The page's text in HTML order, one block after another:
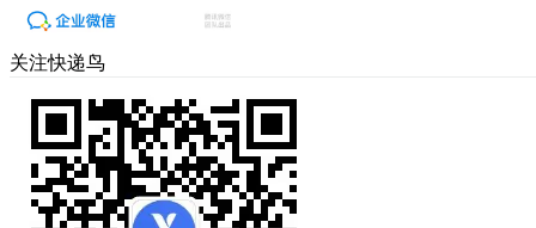
关注快递鸟